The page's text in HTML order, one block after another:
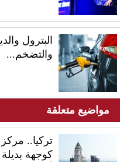
البترول
والتضخم...
مواضيع متعلقة
تركيا..
كوجهة